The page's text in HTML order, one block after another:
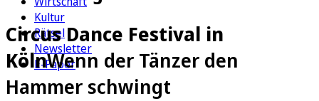
Kultur
Rätsel
Newsletter
E-Paper
Circus Dance Festival in
KölnWenn der Tänzer den
Hammer schwingt